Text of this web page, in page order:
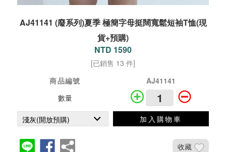
AJ41141 (廢系列)夏季 極簡字母挺闊寬鬆短袖T恤(現
貨+預購)
NTD 1590
[已銷售 13 件]
商品編號
AJ41141
數量
加入購物車
收藏